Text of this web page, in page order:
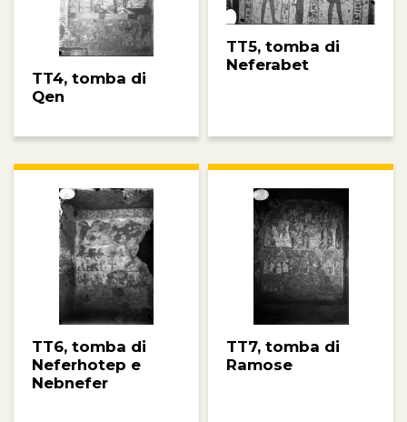
TT4, tomba di
Qen
TT5, tomba di
Neferabet
TT6, tomba di
Neferhotep e
Nebnefer
TT7, tomba di
Ramose